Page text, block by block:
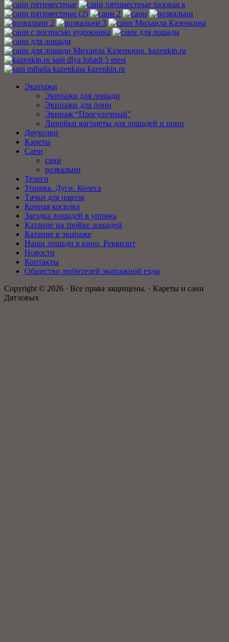
Экипажи
Экипажи для лошади
Экипажи для пони
Экипаж “Прогулочный”
Линейки вагонеты для лошадей и пони
Двуколки
Кареты
Сани
сани
розвальни
Телеги
Упряжь. Дуги. Колеса
Тачки для навоза
Конная косилка
Заездка лошадей в упряжь
Катание на тройке лошадей
Катание в экипаже
Наши лошади в кино. Реквизит
Новости
Контакты
Общество любителей экипажной езды
Copyright © 2026 · Все права защищены. · Кареты и сани
Дятловых